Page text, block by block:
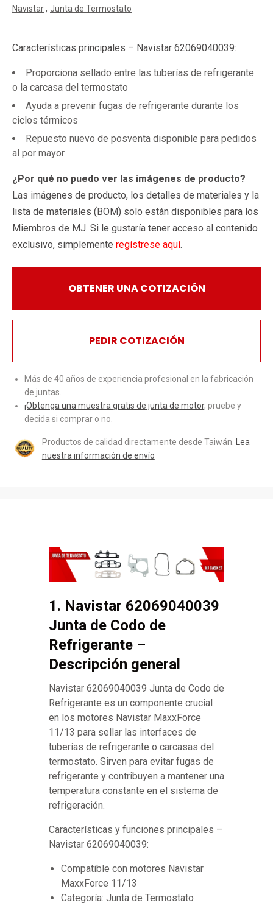
Navistar Junta de Termostato
Características principales – Navistar 62069040039:
Proporciona sellado entre las tuberías de refrigerante
o la carcasa del termostato
Ayuda a prevenir fugas de refrigerante durante los
ciclos térmicos
Repuesto nuevo de posventa disponible para pedidos
al por mayor
¿Por qué no puedo ver las imágenes de producto?
Las imágenes de producto, los detalles de materiales y la
lista de materiales (BOM) solo están disponibles para los
Miembros de MJ. Si le gustaría tener acceso al contenido
exclusivo, simplemente regístrese aquí.
OBTENER UNA COTIZACIÓN
PEDIR COTIZACIÓN
Más de 40 años de experiencia profesional en la fabricación
de juntas.
¡Obtenga una muestra gratis de junta de motor, pruebe y
decida si comprar o no.
Productos de calidad directamente desde Taiwán.
Lea
nuestra información de envío
1. Navistar 62069040039
Junta de Codo de
Refrigerante –
Descripción general
Navistar 62069040039 Junta de Codo de
Refrigerante es un componente crucial
en los motores Navistar MaxxForce
11/13 para sellar las interfaces de
tuberías de refrigerante o carcasas del
termostato. Sirven para evitar fugas de
refrigerante y contribuyen a mantener una
temperatura constante en el sistema de
refrigeración.
Características y funciones principales –
Navistar 62069040039:
Compatible con motores Navistar
MaxxForce 11/13
Categoría: Junta de Termostato